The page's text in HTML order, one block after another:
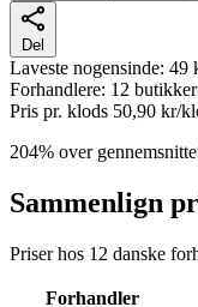
Del
Laveste nogensinde: 49
Forhandlere: 12 butikker
Pris pr. klods 50,90 kr/
204% over
Sammenlign
Priser hos 12 danske
Forhandler